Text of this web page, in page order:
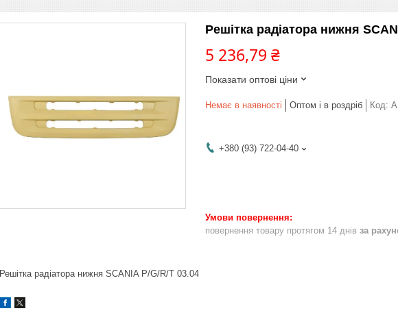
Решітка радіатора нижня
5 236,79 ₴
Показати оптові ціни
Немає в наявності Оптом і в роздріб Код:
+380 (93) 722-04-40
повернення товару протягом 14 днів за
Решітка радіатора нижня SCANIA P/G/R/T 03.04